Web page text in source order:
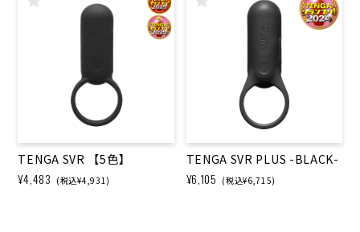
TENGA SVR 【5色】
¥4,483 (税込¥4,931)
TENGA SVR PLUS -BLACK-
¥6,105 (税込¥6,715)